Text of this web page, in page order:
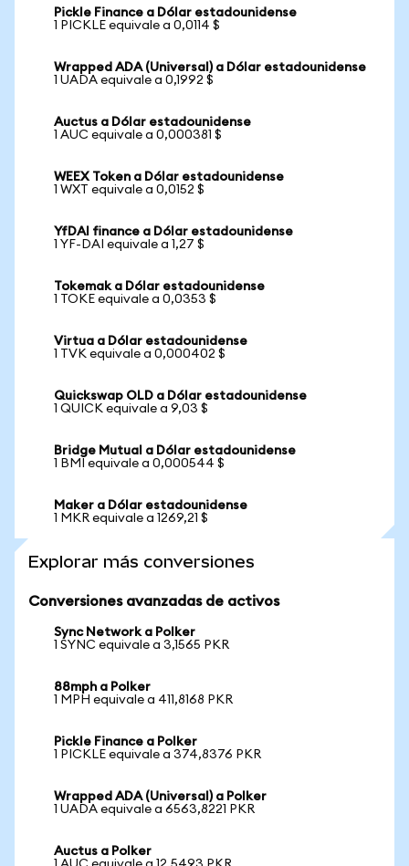
Pickle Finance a Dólar estadounidense
1 PICKLE equivale a 0,0114 $
Wrapped ADA (Universal) a Dólar estadounidense
1 UADA equivale a 0,1992 $
Auctus a Dólar estadounidense
1 AUC equivale a 0,000381 $
WEEX Token a Dólar estadounidense
1 WXT equivale a 0,0152 $
YfDAI finance a Dólar estadounidense
1 YF-DAI equivale a 1,27 $
Tokemak a Dólar estadounidense
1 TOKE equivale a 0,0353 $
Virtua a Dólar estadounidense
1 TVK equivale a 0,000402 $
Quickswap OLD a Dólar estadounidense
1 QUICK equivale a 9,03 $
Bridge Mutual a Dólar estadounidense
1 BMI equivale a 0,000544 $
Maker a Dólar estadounidense
1 MKR equivale a 1269,21 $
Explorar más conversiones
Conversiones avanzadas de activos
Sync Network a Polker
1 SYNC equivale a 3,1565 PKR
88mph a Polker
1 MPH equivale a 411,8168 PKR
Pickle Finance a Polker
1 PICKLE equivale a 374,8376 PKR
Wrapped ADA (Universal) a Polker
1 UADA equivale a 6563,8221 PKR
Auctus a Polker